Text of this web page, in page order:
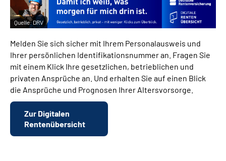
Quelle:DRV
Melden Sie sich sicher mit Ihrem Personalausweis und
Ihrer persönlichen Identifikationsnummer an. Fragen Sie
mit einem Klick Ihre gesetzlichen, betrieblichen und
privaten Ansprüche an. Und erhalten Sie auf einen Blick
die Ansprüche und Prognosen Ihrer Altersvorsorge.
Zur Digitalen
Rentenübersicht